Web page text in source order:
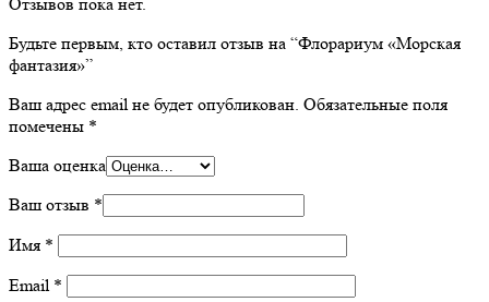
Будьте первым, кто оставил отзыв на “Флорариум «Морская
фантазия»”
Ваш адрес email не будет опубликован. Обязательные поля
помечены *
Ваша оценка
Ваш отзыв *
Имя *
Email *